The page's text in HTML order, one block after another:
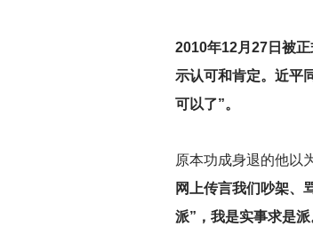
2010年12月27日被
示认可和肯定。近平
可以了”。
原本功成身退的他以
网上传言我们吵架、
派”，我是实事求是派